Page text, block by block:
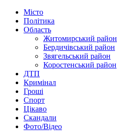
Місто
Політика
Область
Житомирський район
Бердичівський район
Звягельський район
Коростенський район
ДТП
Кримінал
Гроші
Спорт
Цікаво
Скандали
Фото/Відео